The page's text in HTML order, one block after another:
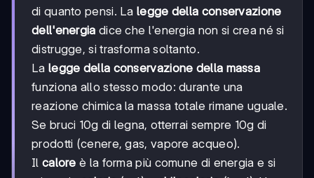
di quanto pensi. Lalegge della conservazione
dell'energia dice che l'energia non si crea né si
distrugge, si trasforma soltanto.
La legge della conservazione della massa
funziona allo stesso modo: durante una
reazione chimica la massa totale rimane uguale.
Se bruci 10g di legna, otterrai sempre 10g di
prodotti (cenere, gas, vapore acqueo).
Il calore è la forma più comune di energia e si